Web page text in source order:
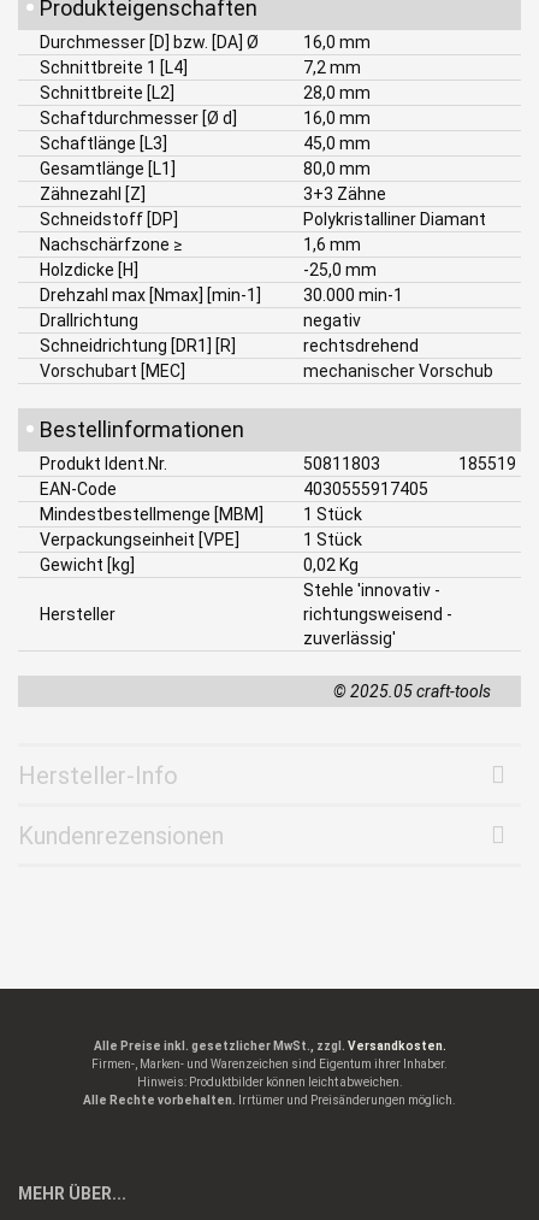
• Produkteigenschaften
Durchmesser [D] bzw. [DA] Ø
16,0 mm
Schnittbreite 1 [L4]
7,2 mm
Schnittbreite [L2]
28,0 mm
Schaftdurchmesser [Ø d]
16,0 mm
Schaftlänge [L3]
45,0 mm
Gesamtlänge [L1]
80,0 mm
Zähnezahl [Z]
3+3 Zähne
Schneidstoff [DP]
Polykristalliner Diamant
Nachschärfzone ≥
1,6 mm
Holzdicke [H]
-25,0 mm
Drehzahl max [Nmax] [min-1]
30.000 min-1
Drallrichtung
negativ
Schneidrichtung [DR1] [R]
rechtsdrehend
Vorschubart [MEC]
mechanischer Vorschub
• Bestellinformationen
Produkt Ident.Nr. 50811803
185519
EAN-Code
4030555917405
Mindestbestellmenge [MBM]
1 Stück
Verpackungseinheit [VPE]
1 Stück
Gewicht [kg]
0,02 Kg
Hersteller
Stehle 'innovativ -
richtungsweisend -
zuverlässig'
© 2025.05 craft-tools
Hersteller-Info
Kundenrezensionen
Alle Preise inkl. gesetzlicher MwSt., zzgl. Versandkosten.
Firmen-, Marken- und Warenzeichen sind Eigentum ihrer Inhaber.
Hinweis: Produktbilder können leicht abweichen.
Alle Rechte vorbehalten. Irrtümer und Preisänderungen möglich.
MEHR ÜBER...